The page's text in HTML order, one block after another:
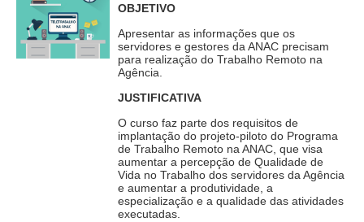
OBJETIVO
Apresentar as informações que os
servidores e gestores da ANAC precisam
para realização do Trabalho Remoto na
Agência.
JUSTIFICATIVA
O curso faz parte dos requisitos de
implantação do projeto-piloto do Programa
de Trabalho Remoto na ANAC, que visa
aumentar a percepção de Qualidade de
Vida no Trabalho dos servidores da Agência
e aumentar a produtividade, a
especialização e a qualidade das atividades
executadas.